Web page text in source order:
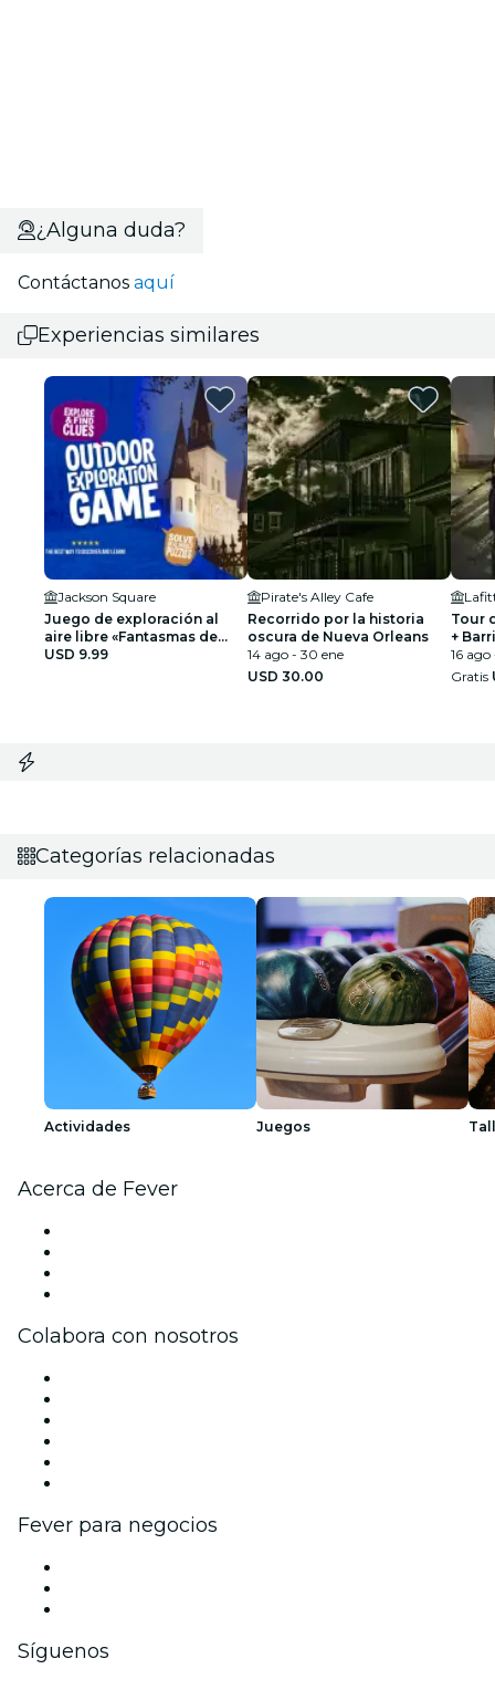
¿Alguna duda?
Contáctanos aquí
Experiencias similares
Jackson Square
Juego de exploración al
aire libre «Fantasmas de
Nueva Orleans»
USD 9.99
Pirate's Alley Cafe
Recorrido por la historia
oscura de Nueva Orleans
14 ago - 30 ene
USD 30.00
Tour
+
vudú
16
Gratis
Categorías relacionadas
Actividades Juegos
Acerca de Fever
Colabora con nosotros
Fever para negocios
Síguenos